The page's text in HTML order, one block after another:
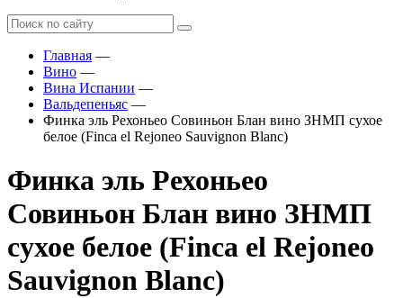
Главная —
Вино —
Вина Испании —
Вальдепеньяс —
Финка эль Рехоньео Совиньон Блан вино ЗНМП сухое
белое (Finca el Rejoneo Sauvignon Blanc)
Финка эль Рехоньео
Совиньон Блан вино ЗНМП
сухое белое (Finca el Rejoneo
Sauvignon Blanc)